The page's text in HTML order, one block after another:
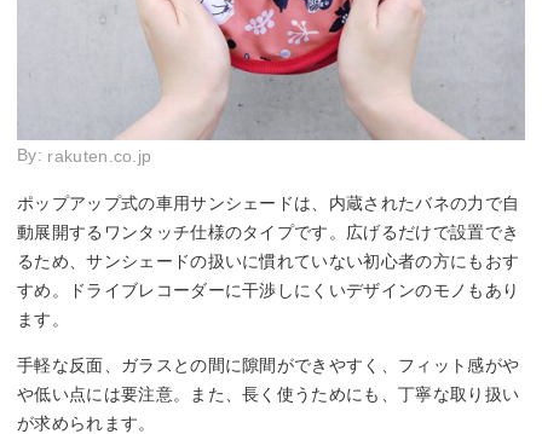
By: rakuten.co.jp
ポップアップ式の車用サンシェードは、内蔵されたバネの力で自
動展開するワンタッチ仕様のタイプです。広げるだけで設置でき
るため、サンシェードの扱いに慣れていない初心者の方にもおす
すめ。ドライブレコーダーに干渉しにくいデザインのモノもあり
ます。
手軽な反面、ガラスとの間に隙間ができやすく、フィット感がや
や低い点には要注意。また、長く使うためにも、丁寧な取り扱い
が求められます。